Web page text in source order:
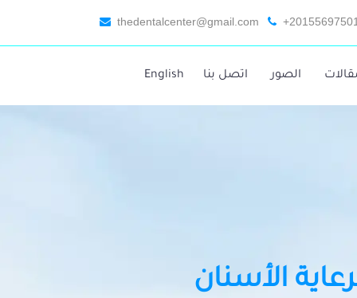
thedentalcenter@gmail.com
الصور اتصل بنا English
الأسنان